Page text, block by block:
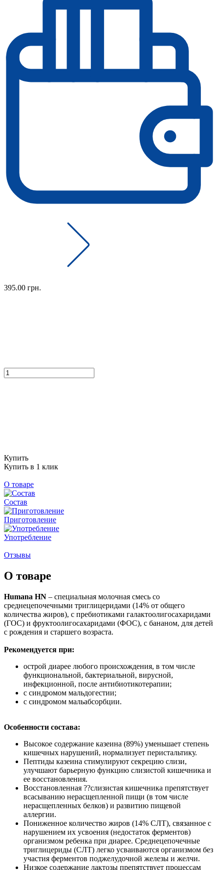
395.00 грн.
Купить
Купить в 1 клик
О товаре
Состав
Приготовление
Употребление
Отзывы
О товаре
Humana HN – специальная молочная смесь со
среднецепочечными триглицеридами (14% от общего
количества жиров), с пребиотиками галактоолигосахаридами
(ГОС) и фруктоолигосахаридами (ФОС), с бананом, для детей
с рождения и старшего возраста.
Рекомендуется при:
острой диарее любого происхождения, в том числе
функциональной, бактериальной, вирусной,
инфекционной, после антибиотикотерапии;
с синдромом мальдогестии;
с синдромом мальабсорбции.
Особенности состава:
Высокое содержание казеина (89%) уменьшает степень
кишечных нарушений, нормализует перистальтику.
Пептиды казеина стимулируют секрецию слизи,
улучшают барьерную функцию слизистой кишечника и
ее восстановления.
Восстановленная ??слизистая кишечника препятствует
всасыванию нерасщепленной пищи (в том числе
нерасщепленных белков) и развитию пищевой
аллергии.
Пониженное количество жиров (14% СЛТ), связанное с
нарушением их усвоения (недостаток ферментов)
организмом ребенка при диарее. Среднецепочечные
триглицериды (СЛТ) легко усваиваются организмом без
участия ферментов поджелудочной железы и желчи.
Низкое содержание лактозы препятствует процессам